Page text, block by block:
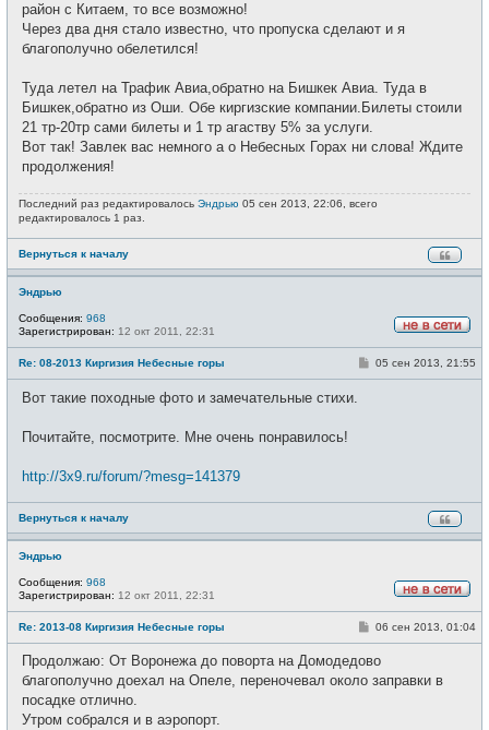
район с Китаем, то все возможно!
Через два дня стало известно, что пропуска сделают и я
благополучно обелетился!
Туда летел на Трафик Авиа,обратно на Бишкек Авиа. Туда в
Бишкек,обратно из Оши. Обе киргизские компании.Билеты стоили
21 тр-20тр сами билеты и 1 тр агаству 5% за услуги.
Вот так! Завлек вас немного а о Небесных Горах ни слова! Ждите
продолжения!
Последний раз редактировалось Эндрью 05 сен 2013, 22:06, всего
редактировалось 1 раз.
Вернуться к началу
Эндрью
в
с
Сообщения: 968
Зарегистрирован: 12 окт 2011, 22:31
Re: 08-2013 Киргизия Небесные горы
С05 сен 2013, 21:55
Вот такие походные фото и замечательные стихи.
Почитайте, посмотрите. Мне очень понравилось!
http://3x9.ru/forum/?mesg=141379
Вернуться к началу
Эндрью
в
с
Сообщения: 968
Зарегистрирован: 12 окт 2011, 22:31
Re: 2013-08 Киргизия Небесные горы
С
б
щ
06 сен 2013, 01:04
Продолжаю: От Воронежа до поворта на Домодедово
благополучно доехал на Опеле, переночевал около заправки в
посадке отлично.
Утром собрался и в аэропорт.